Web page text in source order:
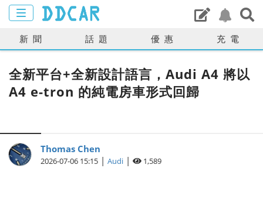
新聞 話題 優惠 充電
全新平台+全新設計語言，Audi A4 將以
A4 e-tron 的純電房車形式回歸
Thomas Chen
2026-07-06 15:15 | Audi | 1,589